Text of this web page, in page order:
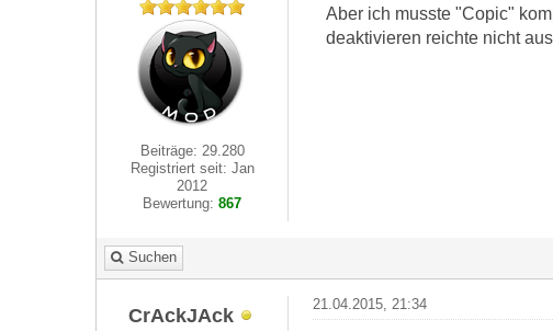
Beiträge: 29.280
Registriert seit: Jan
2012
Bewertung:867
Aber ich musste "Copic"
deaktivieren reichte nicht
Suchen
CrAckJAck 21.04.2015, 21:34